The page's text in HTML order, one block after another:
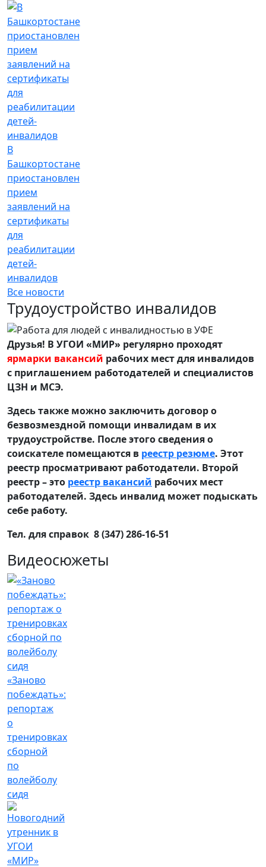
В
Башкортостане
приостановлен
прием
заявлений на
сертификаты
для
реабилитации
детей-
инвалидов
Все новости
Трудоустройство инвалидов
Друзья! В УГОИ «МИР» регулярно проходят
ярмарки вакансий рабочих мест для инвалидов
с приглашением работодателей и специалистов
ЦЗН и МСЭ.
Здесь также можно заключить договор о
безвозмездной помощи инвалидам в их
трудоустройстве. После этого сведения о
соискателе помещаются в реестр резюме. Этот
реестр просматривают работодатели. Второй
реестр – это реестр вакансий рабочих мест
работодателей. Здесь инвалид может подыскать
себе работу.
Тел. для справок 8 (347) 286-16-51
Видеосюжеты
«Заново
побеждать»:
репортаж
о
тренировках
сборной
по
волейболу
сидя